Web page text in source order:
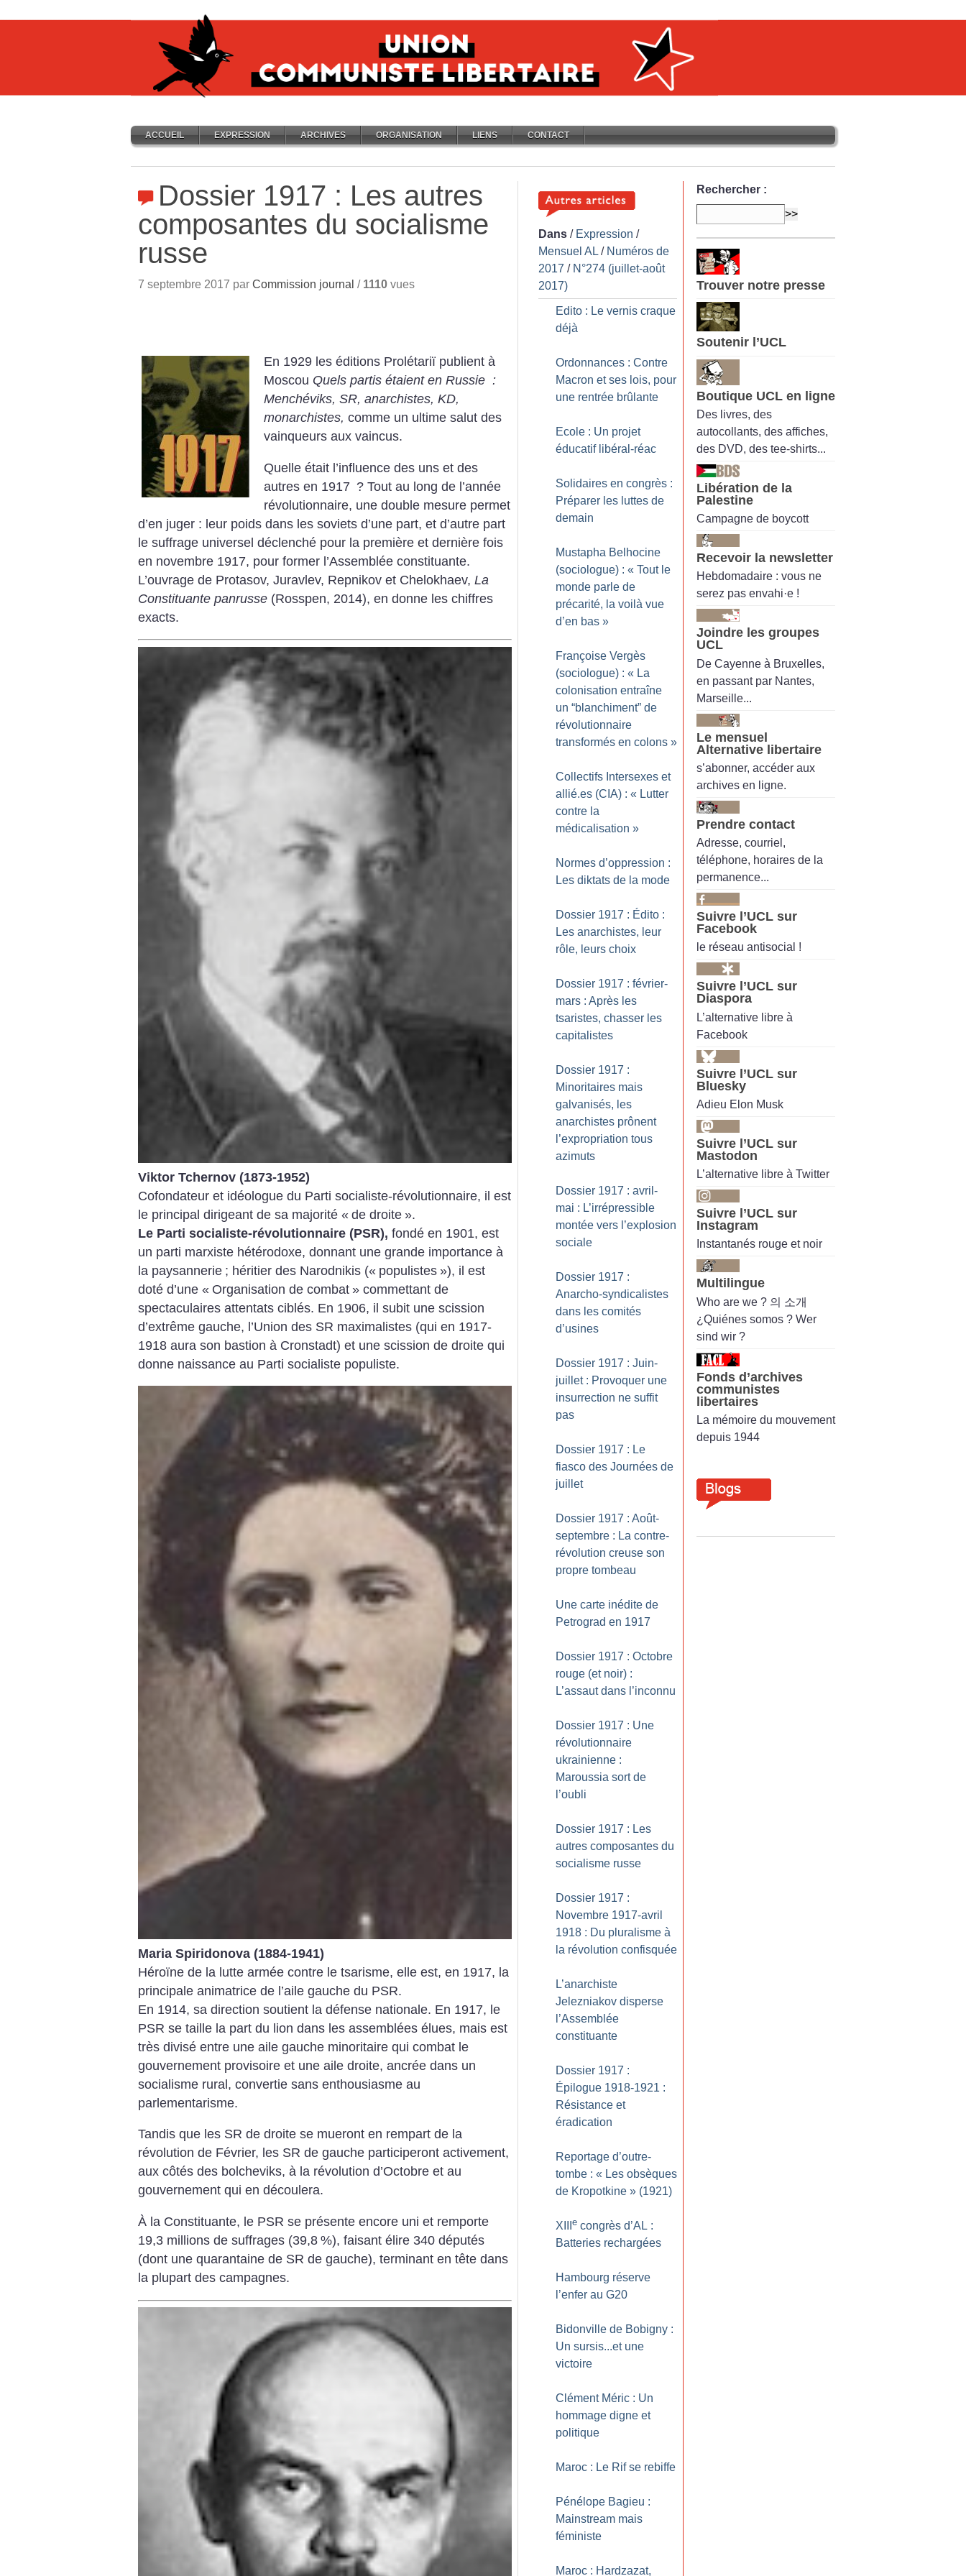
ACCUEIL EXPRESSION ARCHIVES ORGANISATION LIENS CONTACT
Dossier 1917 : Les autres
composantes du socialisme
russe
7 septembre 2017 par Commission journal / 1110 vues
En 1929 les éditions Prolétariï publient à
Moscou Quels partis étaient en Russie :
Menchéviks, SR, anarchistes, KD,
monarchistes, comme un ultime salut des
vainqueurs aux vaincus.
Quelle était l’influence des uns et des
autres en 1917 ? Tout au long de l’année
révolutionnaire, une double mesure permet
d’en juger : leur poids dans les soviets d’une part, et d’autre part
le suffrage universel déclenché pour la première et dernière fois
en novembre 1917, pour former l’Assemblée constituante.
L’ouvrage de Protasov, Juravlev, Repnikov et Chelokhaev, La
Constituante panrusse (Rosspen, 2014), en donne les chiffres
exacts.
Viktor Tchernov (1873-1952)
Cofondateur et idéologue du Parti socialiste-révolutionnaire, il est
le principal dirigeant de sa majorité « de droite ».
Le Parti socialiste-révolutionnaire (PSR), fondé en 1901, est
un parti marxiste hétérodoxe, donnant une grande importance à
la paysannerie ; héritier des Narodnikis (« populistes »), il est
doté d’une « Organisation de combat » commettant de
spectaculaires attentats ciblés. En 1906, il subit une scission
d’extrême gauche, l’Union des SR maximalistes (qui en 1917-
1918 aura son bastion à Cronstadt) et une scission de droite qui
donne naissance au Parti socialiste populiste.
Maria Spiridonova (1884-1941)
Héroïne de la lutte armée contre le tsarisme, elle est, en 1917, la
principale animatrice de l’aile gauche du PSR.
En 1914, sa direction soutient la défense nationale. En 1917, le
PSR se taille la part du lion dans les assemblées élues, mais est
très divisé entre une aile gauche minoritaire qui combat le
gouvernement provisoire et une aile droite, ancrée dans un
socialisme rural, convertie sans enthousiasme au
parlementarisme.
Tandis que les SR de droite se mueront en rempart de la
révolution de Février, les SR de gauche participeront activement,
aux côtés des bolcheviks, à la révolution d’Octobre et au
gouvernement qui en découlera.
À la Constituante, le PSR se présente encore uni et remporte
19,3 millions de suffrages (39,8 %), faisant élire 340 députés
(dont une quarantaine de SR de gauche), terminant en tête dans
la plupart des campagnes.
Dans / Expression /
Mensuel AL / Numéros de
2017 / N°274 (juillet-août
2017)
Edito : Le vernis craque
déjà
Ordonnances : Contre
Macron et ses lois, pour
une rentrée brûlante
Ecole : Un projet
éducatif libéral-réac
Solidaires en congrès :
Préparer les luttes de
demain
Mustapha Belhocine
(sociologue) : « Tout le
monde parle de
précarité, la voilà vue
d’en bas »
Françoise Vergès
(sociologue) : « La
colonisation entraîne
un “blanchiment” de
révolutionnaire
transformés en colons »
Collectifs Intersexes et
allié.es (CIA) : « Lutter
contre la
médicalisation »
Normes d’oppression :
Les diktats de la mode
Dossier 1917 : Édito :
Les anarchistes, leur
rôle, leurs choix
Dossier 1917 : février-
mars : Après les
tsaristes, chasser les
capitalistes
Dossier 1917 :
Minoritaires mais
galvanisés, les
anarchistes prônent
l’expropriation tous
azimuts
Dossier 1917 : avril-
mai : L’irrépressible
montée vers l’explosion
sociale
Dossier 1917 :
Anarcho-syndicalistes
dans les comités
d’usines
Dossier 1917 : Juin-
juillet : Provoquer une
insurrection ne suffit
pas
Dossier 1917 : Le
fiasco des Journées de
juillet
Dossier 1917 : Août-
septembre : La contre-
révolution creuse son
propre tombeau
Une carte inédite de
Petrograd en 1917
Dossier 1917 : Octobre
rouge (et noir) :
L’assaut dans l’inconnu
Dossier 1917 : Une
révolutionnaire
ukrainienne :
Maroussia sort de
l’oubli
Dossier 1917 : Les
autres composantes du
socialisme russe
Dossier 1917 :
Novembre 1917-avril
1918 : Du pluralisme à
la révolution confisquée
L’anarchiste
Jelezniakov disperse
l’Assemblée
constituante
Dossier 1917 :
Épilogue 1918-1921 :
Résistance et
éradication
Reportage d’outre-
tombe : « Les obsèques
de Kropotkine » (1921)
XIII e congrès d’AL :
Batteries rechargées
Hambourg réserve
l’enfer au G20
Bidonville de Bobigny :
Un sursis...et une
victoire
Clément Méric : Un
hommage digne et
politique
Maroc : Le Rif se rebiffe
Pénélope Bagieu :
Mainstream mais
féministe
Maroc : Hardzazat,
Rechercher :
Trouver notre presse
Soutenir l’UCL
Boutique UCL en ligne
Des livres, des
autocollants, des affiches,
des DVD, des tee-shirts...
Libération de la
Palestine
Campagne de boycott
Recevoir la newsletter
Hebdomadaire : vous ne
serez pas envahi·e !
Joindre les groupes
UCL
De Cayenne à Bruxelles,
en passant par Nantes,
Marseille...
Le mensuel
Alternative libertaire
s’abonner, accéder aux
archives en ligne.
Prendre contact
Adresse, courriel,
téléphone, horaires de la
permanence...
Suivre l’UCL sur
Facebook
le réseau antisocial !
Suivre l’UCL sur
Diaspora
L’alternative libre à
Facebook
Suivre l’UCL sur
Bluesky
Adieu Elon Musk
Suivre l’UCL sur
Mastodon
L’alternative libre à Twitter
Suivre l’UCL sur
Instagram
Instantanés rouge et noir
Multilingue
Who are we ? 의 소개
¿Quiénes somos ? Wer
sind wir ?
Fonds d’archives
communistes
libertaires
La mémoire du mouvement
depuis 1944